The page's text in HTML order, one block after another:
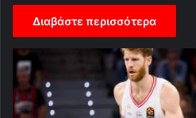
Διαβάστε περισσότερα